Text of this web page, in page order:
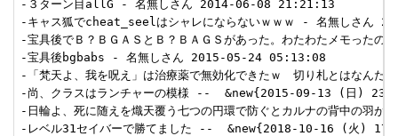
-３ターン目allG - 名無しさん 2014-06-08 21:21:13
-キャス狐でcheat_seelはシャレにならないｗｗｗ - 名無しさ
-宝具後でＢ？ＢＧＡＳとＢ？ＢＡＧＳがあった。わたわたメモ
-宝具後bgbabs - 名無しさん 2015-05-24 05:13:08
-「梵天よ、我を呪え」は治療薬で無効化できたｗ　切り札とはな
-尚、クラスはランチャーの模様 --  &new{2015-09-13 (日)
-日輪よ、死に随えを熾天覆う七つの円環で防ぐとカルナの背中
-レベル31セイバーで勝てました --  &new{2018-10-16 (火)